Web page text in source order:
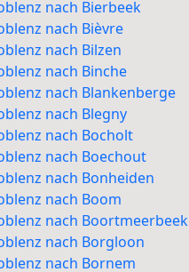
nach Bierbeek
nach Bièvre
nach Bilzen
nach Binche
nach Blankenberge
nach Blegny
nach Bocholt
nach Boechout
nach Bonheiden
nach Boom
nach Boortmeerbeek
nach Borgloon
nach Bornem